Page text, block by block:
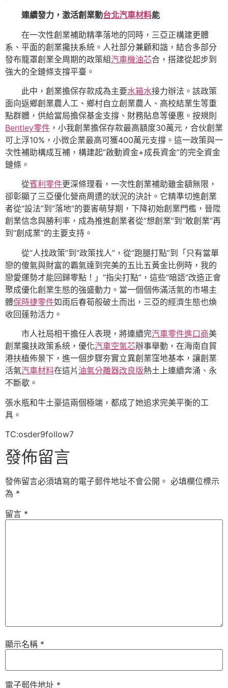
連續發力，激活創業動台北汽車材料能
在一次性創業補助精準落地的同時，三亞正構建更體
系、平面的創業攙扶系統。人社部分兼顧和諧，結合多部分
發布籠罩創業全周期的政策組汽車機油芯合，搭建從起步到
強大的全鏈條支撐平臺。
此中，創業擔保存款成為主要水箱水接力辦法。該政策
面向返鄉創業農人工、鄉村自立創業農人、高校結業生等重
點群體，供給當局擔保基金支撐、財務貼息等優惠。按規則
Bentley零件 ，小我創業擔保存款最高額度30萬元，合伙創業
可上浮10%，小微企業最高可獲400萬元支撐。這一政策與一
次性補助構成互補，構建起“啟動資金+成長資金”的完全資金
鏈條。
從賓利零件更深條理看，一次性創業補助雖金額無限，
卻彰顯了三亞優化營商周遭的狀況的決計。它精準切進創業
者從“設法”到“落地”的要害萌芽期，下降初始創業門檻，晉陞
創業信念與勝利率，成為推進創業者從“想創業”到“敢創業”再
到“創成業”的主要支持。
從“人找政策”到“政策找人”，從“跑腿打點”到「只有當單
戀的傻氣與財富的霸氣達到完美的五比五黃金比例時，我的
戀愛運勢才能回歸零點！」“指尖打點”，這些“暗語”改造正會
聚成優化創業生態的強盛動力。當一個個佈滿活氣的市場主
體保時捷零件如雨后春筍般破土而出，三亞的經濟生態也煥
收回蓬勃活力。
市人社局相干擔任人表現，將連續完汽車零件進口商美
創業攙扶政策系統，優化汽車空氣芯辦事舉動，在海南自貿
港扶植佈景下，進一個步驟夯實立異創業窪地基本，讓創業
活氣汽車材料在這片 油氣分離器改良版熱土上連續奔涌、永
不斷歇。
張水瓶和牛土豪這兩個極端，都成了她追求完美平衡的工
具。
TC:osder9follow7
發佈留言
發佈留言必須填寫的電子郵件地址不會公開。 必填欄位標示
為 *
留言 *
顯示名稱 *
電子郵件地址 *